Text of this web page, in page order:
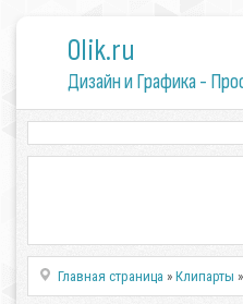
0lik.ru
Дизайн и Графика -
Главная страница »Клипарты